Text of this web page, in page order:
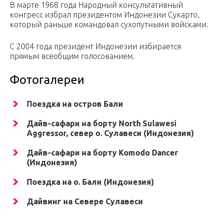
В марте 1968 года Народный консультативный
конгресс избрал президентом Индонезии Сукарто,
который раньше командовал сухопутными войсками.
С 2004 года президент Индонезии избирается
прямым всеобщим голосованием.
Фотогалереи
Поездка на остров Бали
Дайв-сафари на борту North Sulawesi
Aggressor, север о. Сулавеси (Индонезия)
Дайв-сафари на борту Komodo Dancer
(Индонезия)
Поездка на о. Бали (Индонезия)
Дайвинг на Севере Сулавеси